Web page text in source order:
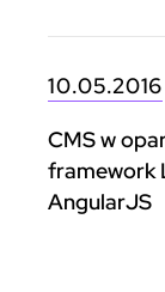
10.05.2016
CMS w
framework
AngularJS